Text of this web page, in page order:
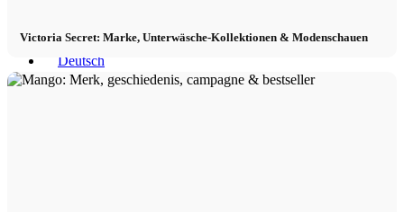
Victoria Secret: Marke, Unterwäsche-Kollektionen & Modenschauen